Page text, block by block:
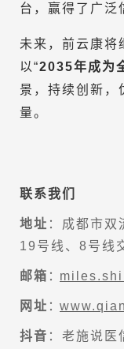
台，赢得了广泛
未来，前云康将
以“2035年成为
景，持续创新，
量。
联系我们
地址 ：成都市双
19号线、8号线
邮箱 ：
网址 ：
抖音 ：老施说医